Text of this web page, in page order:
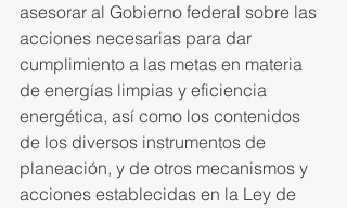
asesorar al Gobierno federal sobre las
acciones necesarias para dar
cumplimiento a las metas en materia
de energías limpias y eficiencia
energética, así como los contenidos
de los diversos instrumentos de
planeación, y de otros mecanismos y
acciones establecidas en la Ley de